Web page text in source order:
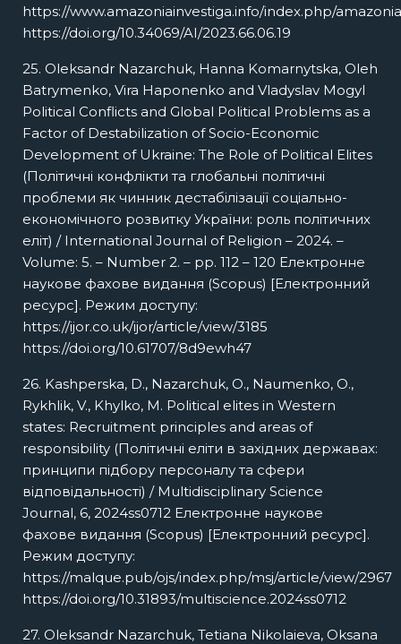
https://www.amazoniainvestiga.info/index.php/
https://doi.org/10.34069/AI/2023.66.06.19
25. Oleksandr Nazarchuk, Hanna Komarnytska, Oleh
Batrymenko, Vira Haponenko and Vladyslav Mogyl
Political Conflicts and Global Political Problems as a
Factor of Destabilization of Socio-Economic
Development of Ukraine: The Role of Political Elites
(Політичні конфлікти та глобальні політичні
проблеми як чинник дестабілізації соціально-
економічного розвитку України: роль політичних
еліт) / International Journal of Religion – 2024. –
Volume: 5. – Number 2. – pp. 112 – 120 Електронне
наукове фахове видання (Scopus) [Електронний
ресурс]. Режим доступу:
https://ijor.co.uk/ijor/article/view/3185
https://doi.org/10.61707/8d9ewh47
26. Kashperska, D., Nazarchuk, O., Naumenko, O.,
Rykhlik, V., Khylko, M. Political elites in Western
states: Recruitment principles and areas of
responsibility (Політичні еліти в західних державах:
принципи підбору персоналу та сфери
відповідальності) / Multidisciplinary Science
Journal, 6, 2024ss0712 Електронне наукове
фахове видання (Scopus) [Електронний ресурс].
Режим доступу:
https://malque.pub/ojs/index.php/msj/article/view/2967
https://doi.org/10.31893/multiscience.2024ss0712
27. Oleksandr Nazarchuk, Tetiana Nikolaieva, Oksana